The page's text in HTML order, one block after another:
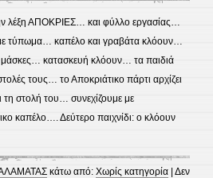
λέξη ΑΠΟΚΡΙΕΣ… και φύλλο εργασίας…
τύπωμα… καπέλο και γραβάτα κλόουν…
κατασκευή κλόουν… τα παιδιά
τους… το Αποκριάτικο πάρτι αρχίζει
τη στολή του… συνεχίζουμε με
καπέλο…. Δεύτερο παιχνίδι: ο κλόουν
κάτω από:Χωρίς κατηγορία |Δεν